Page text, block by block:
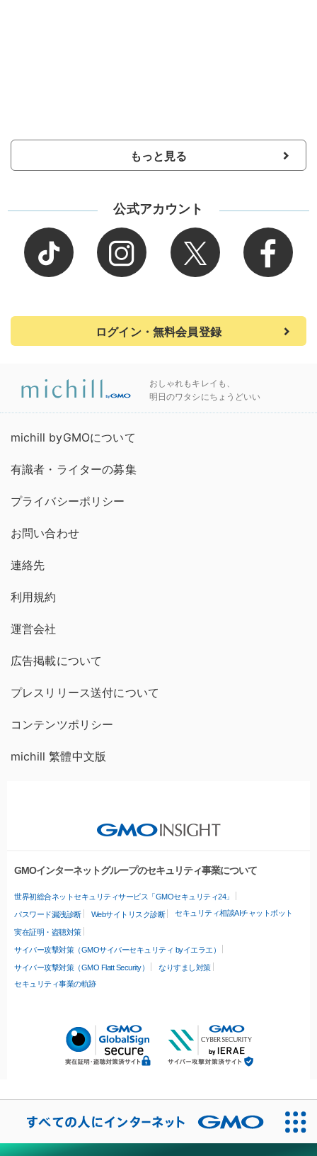
もっと見る
公式アカウント
ログイン・無料会員登録
おしゃれもキレイも、
明日のワタシにちょうどいい
michill byGMOについて
有識者・ライターの募集
プライバシーポリシー
お問い合わせ
連絡先
利用規約
運営会社
広告掲載について
プレスリリース送付について
コンテンツポリシー
michill 繁體中文版
GMOインターネットグループのセキュリティ事業について
世界初総合ネットセキュリティサービス「GMOセキュリティ24」
パスワード漏洩診断 Webサイトリスク診断 セキュリティ相談AIチャットボット
実在証明・盗聴対策
サイバー攻撃対策（GMOサイバーセキュリティ byイエラエ）
サイバー攻撃対策（GMO Flatt Security）
なりすまし対策
セキュリティ事業の軌跡